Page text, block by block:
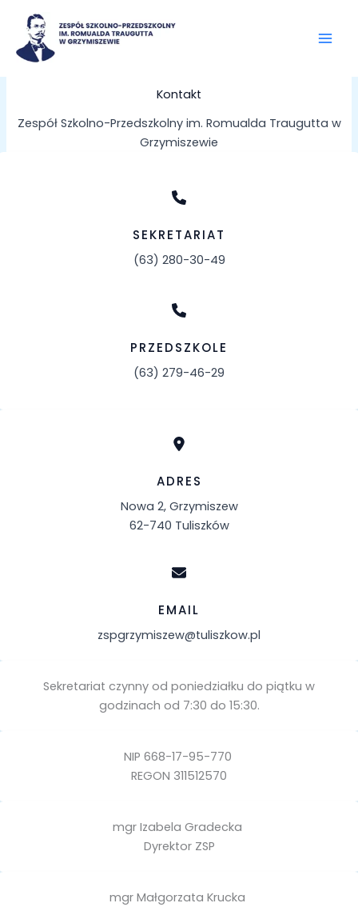
treści
Kontakt
Zespół Szkolno-Przedszkolny im. Romualda Traugutta w
Grzymiszewie
SEKRETARIAT
(63) 280-30-49
PRZEDSZKOLE
(63) 279-46-29
ADRES
Nowa 2, Grzymiszew
62-740 Tuliszków
EMAIL
zspgrzymiszew@tuliszkow.pl
Sekretariat czynny od poniedziałku do piątku w
godzinach od 7:30 do 15:30.
NIP 668-17-95-770
REGON 311512570
mgr Izabela Gradecka
Dyrektor ZSP
mgr Małgorzata Krucka